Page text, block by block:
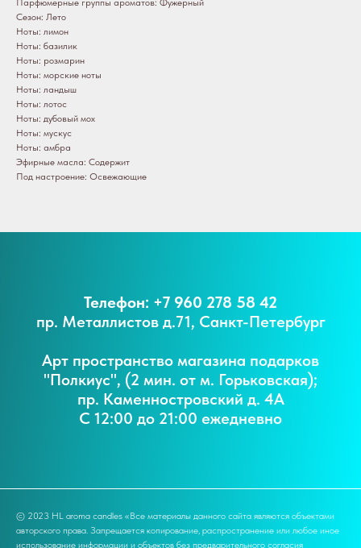
Парфюмерные группы ароматов: Фужерный
Сезон: Лето
Ноты: лимон
Ноты: базилик
Ноты: розмарин
Ноты: морские ноты
Ноты: ландыш
Ноты: лотос
Ноты: дубовый мох
Ноты: мускус
Ноты: амбра
Эфирные масла: Содержит
Под настроение: Освежающие
Телефон: +7 960 278 58 42
пр. Металлистов д.71, Санкт-Петербург
Арт пространство магазина подарков
"Полкиус", (2 мин. от м. Горьковская);
пр. Каменностровский д. 4А
С 12:00 до 21:00 ежедневно
© 2023 HL aroma candles «Все материалы данного сайта являются объектами
авторского права. Запрещается копирование, распространение или любое иное
использование информации и объектов без предварительного согласия